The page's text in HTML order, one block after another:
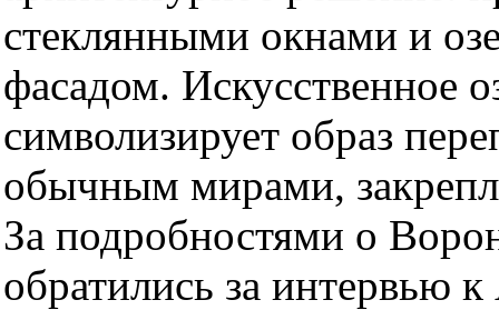
стеклянными окнами и
фасадом. Искусственное
символизирует образ
обычным мирами,
За подробностями о
обратились за интервью